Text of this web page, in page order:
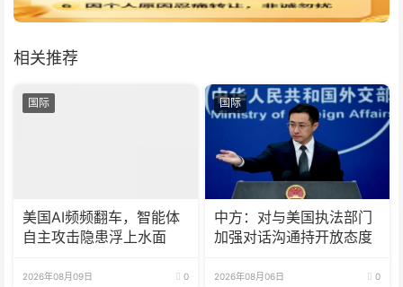
相关推荐
国际
美国AI频频翻车，智能体
自主攻击隐患浮上水面
2026年08月09日 0
国际
中方：对与美国执法部门
加强对话沟通持开放态度
2026年08月06日 0